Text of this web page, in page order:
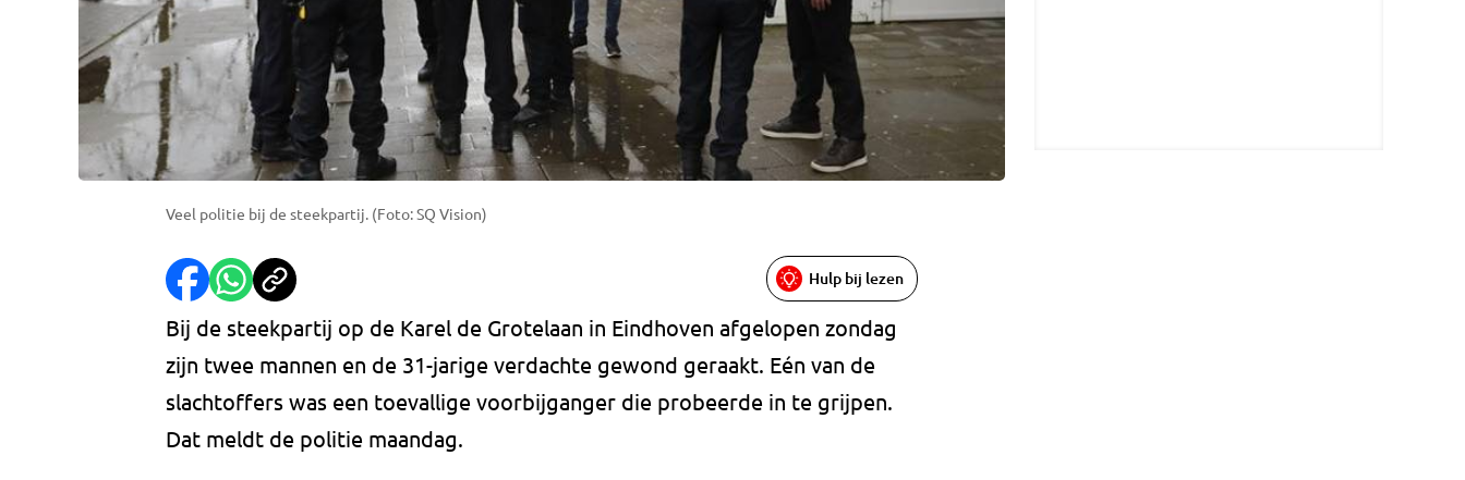
Veel politie bij de steekpartij. (Foto: SQ Vision)
Hulp bij lezen
Bij de steekpartij op de Karel de Grotelaan in Eindhoven afgelopen zondag
zijn twee mannen en de 31-jarige verdachte gewond geraakt. Eén van de
slachtoffers was een toevallige voorbijganger die probeerde in te grijpen.
Dat meldt de politie maandag.